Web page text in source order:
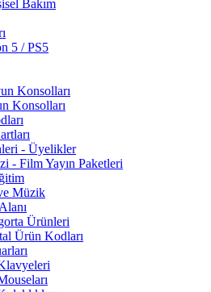
Bakım
5 / PS5
Konsolları
Konsolları
- Üyelikler
- Film Yayın Paketleri
Müzik
Ürünleri
Ürün Kodları